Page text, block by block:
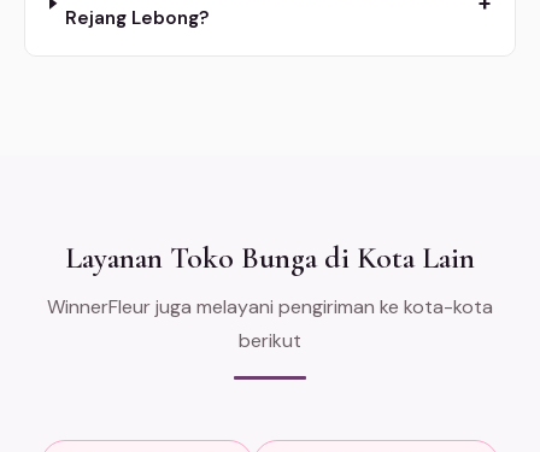
Rejang Lebong?
Layanan Toko Bunga di Kota Lain
WinnerFleur juga melayani pengiriman ke kota-kota
berikut